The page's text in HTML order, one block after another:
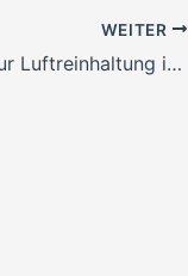
WEITER
Sofortmaßnahmen zur Luftreinhaltung in Esslingen